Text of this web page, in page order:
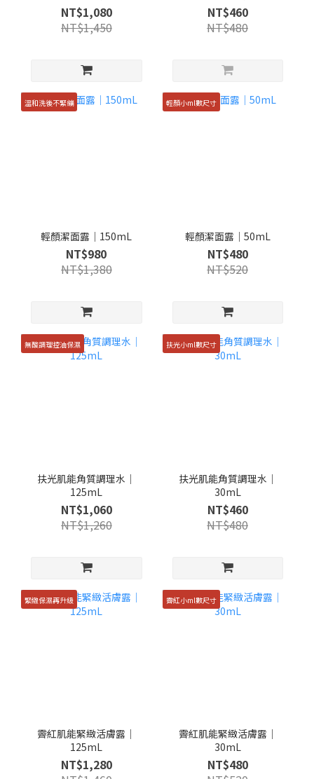
NT$1,080
NT$1,450
NT$460
NT$480
溫和洗後不緊繃
輕顏潔面露｜150mL
NT$980
NT$1,380
輕顏小ml數尺寸
輕顏潔面露｜50mL
NT$480
NT$520
無酸調理控油保濕
扶光肌能角質調理水｜
125mL
NT$1,060
NT$1,260
扶光小ml數尺寸
扶光肌能角質調理水｜
30mL
NT$460
NT$480
緊緻保濕再升級
霽紅肌能緊緻活膚露｜
125mL
NT$1,280
霽紅小ml數尺寸
霽紅肌能緊緻活膚露｜
30mL
NT$480